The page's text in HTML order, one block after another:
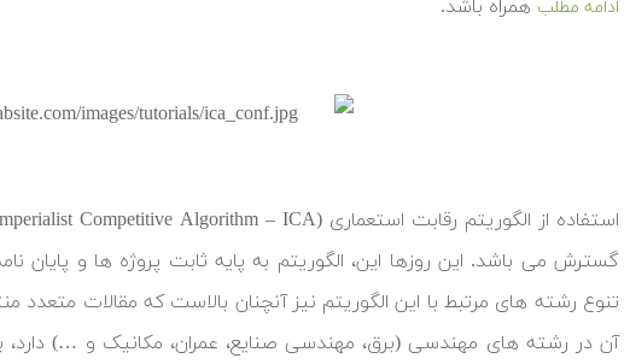
ادامه مطلب همراه باشد.
گسترش می باشد. این روزها این، الگوریتم به پایه ثابت پروژه ها و
تنوع رشته های مرتبط با این الگوریتم نیز آنچنان بالاست که مقالات متعدد
آن در رشته های مهندسی (برق، مهندسی صنایع، عمران، مکانیک و …) دارد،